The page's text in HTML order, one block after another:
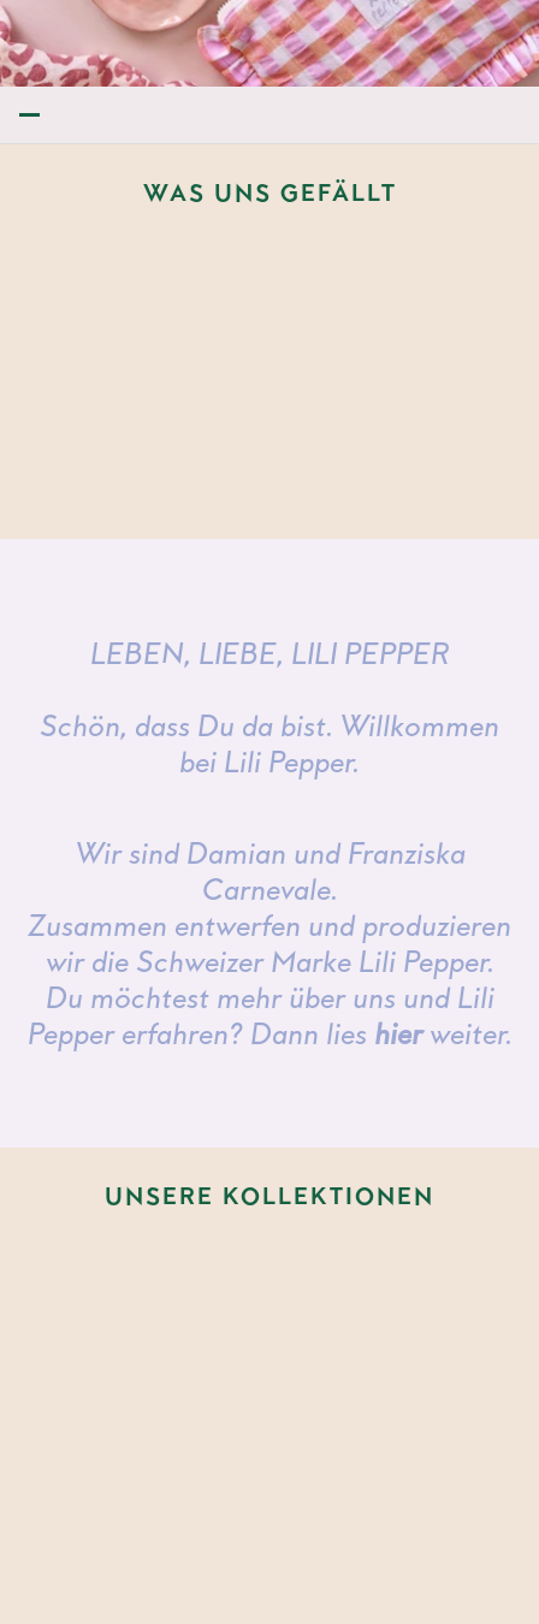
WAS UNS GEFÄLLT
LEBEN, LIEBE, LILI PEPPER
Schön, dass Du da bist. Willkommen
bei Lili Pepper.
Wir sind Damian und Franziska
Carnevale.
Zusammen entwerfen und produzieren
wir die Schweizer Marke Lili Pepper.
Du möchtest mehr über uns und Lili
Pepper erfahren? Dann lies hierweiter.
UNSERE KOLLEKTIONEN